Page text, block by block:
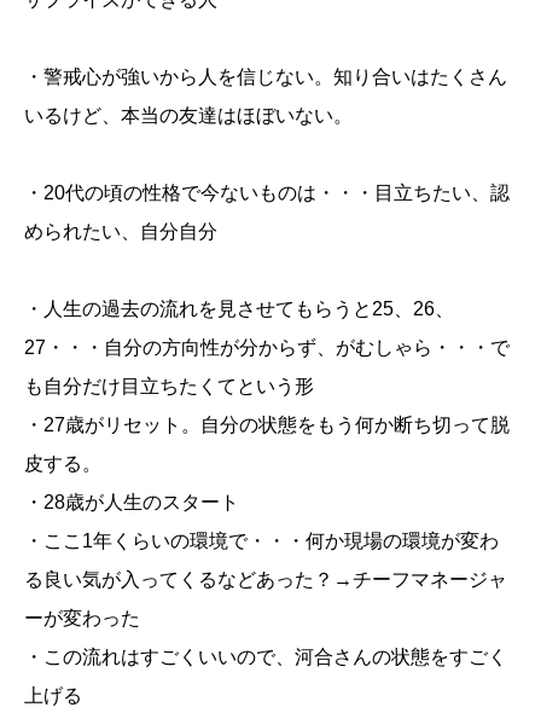
・警戒心が強いから人を信じない。知り合いはたくさん
いるけど、本当の友達はほぼいない。
・20代の頃の性格で今ないものは・・・目立ちたい、認
められたい、自分自分
・人生の過去の流れを見させてもらうと25、26、
27・・・自分の方向性が分からず、がむしゃら・・・で
も自分だけ目立ちたくてという形
・27歳がリセット。自分の状態をもう何か断ち切って脱
皮する。
・28歳が人生のスタート
・ここ1年くらいの環境で・・・何か現場の環境が変わ
る良い気が入ってくるなどあった？→チーフマネージャ
ーが変わった
・この流れはすごくいいので、河合さんの状態をすごく
上げる